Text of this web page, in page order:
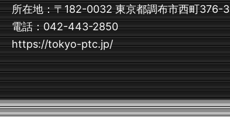
所在地：〒182-0032 東京都調布市西町376-3
電話：042-443-2850
https://tokyo-ptc.jp/